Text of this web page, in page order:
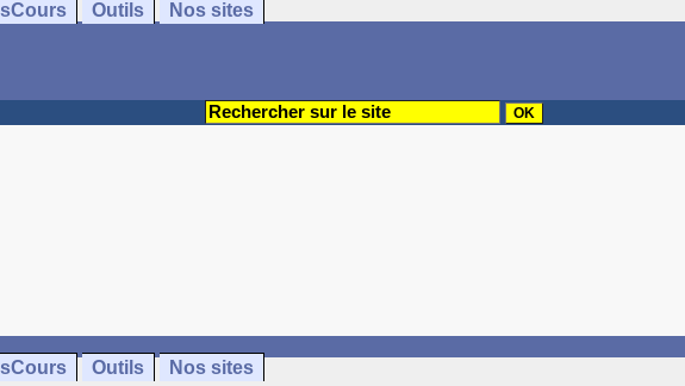
Outils Nos sites
Outils Nos sites